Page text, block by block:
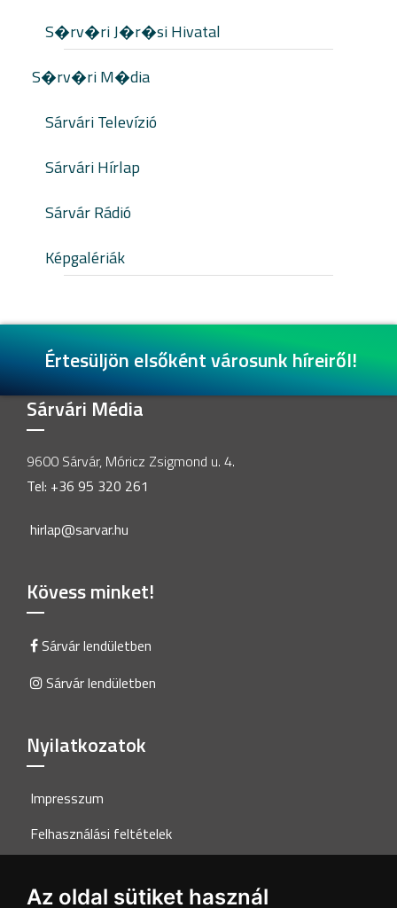
Az oldal sütiket használ
S�rv�ri J�r�si Hivatal
S�rv�ri M�dia
Sárvári Televízió
Sárvári Hírlap
Sárvár Rádió
Képgalériák
Értesüljön elsőként városunk híreiről!
Sárvári Média
9600 Sárvár, Móricz Zsigmond u. 4.
Tel: +36 95 320 261
hirlap@sarvar.hu
Kövess minket!
Sárvár lendületben
Sárvár lendületben
Nyilatkozatok
Impresszum
Felhasználási feltételek